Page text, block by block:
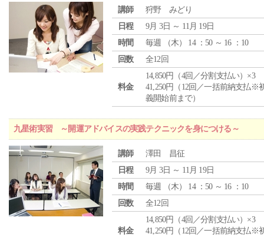
講師
狩野 みどり
日程
9月 3日 ～ 11月 19日
時間
毎週 （木） 14 ：50 ～ 16 ：10
回数
全12回
料金
14,850円（4回／分割支払い）×3
41,250円（12回／一括前納支払※
義開始前まで）
九星術実習 ～開運アドバイスの実践テクニックを身につける～
講師
澤田 昌征
日程
9月 3日 ～ 11月 19日
時間
毎週 （木） 14 ：50 ～ 16 ：10
回数
全12回
料金
14,850円（4回／分割支払い）×3
41,250円（12回／一括前納支払※